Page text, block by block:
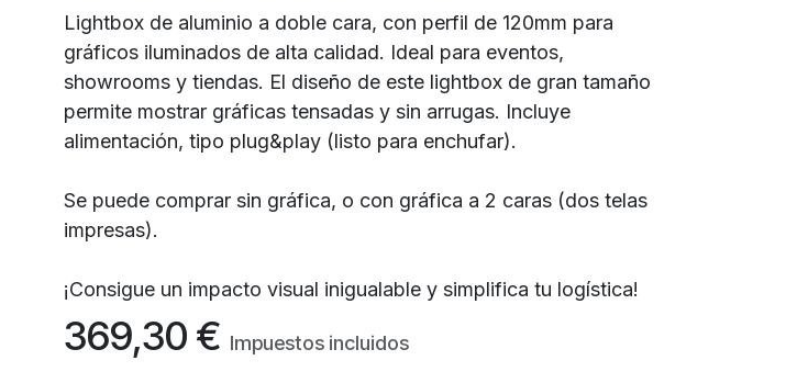
Lightbox de aluminio a doble cara, con perfil de 120mm para
gráficos iluminados de alta calidad. Ideal para eventos,
showrooms y tiendas. El diseño de este lightbox de gran tamaño
permite mostrar gráficas tensadas y sin arrugas. Incluye
alimentación, tipo plug&play (listo para enchufar).
Se puede comprar sin gráfica, o con gráfica a 2 caras (dos telas
impresas).
¡Consigue un impacto visual inigualable y simplifica tu logística!
369,30 € Impuestos incluidos